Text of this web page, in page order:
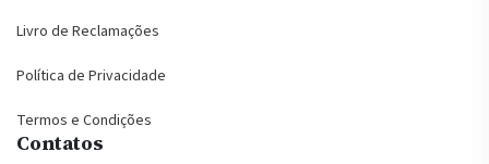
Livro de Reclamações
Política de Privacidade
Termos e Condições
Contatos